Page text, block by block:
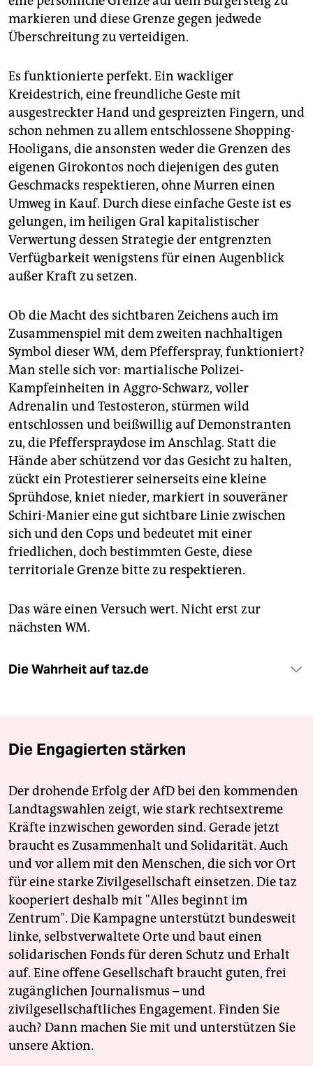
markieren und diese Grenze gegen jedwede
Überschreitung zu verteidigen.
Es funktionierte perfekt. Ein wackliger
Kreidestrich, eine freundliche Geste mit
ausgestreckter Hand und gespreizten Fingern, und
schon nehmen zu allem entschlossene Shopping-
Hooligans, die ansonsten weder die Grenzen des
eigenen Girokontos noch diejenigen des guten
Geschmacks respektieren, ohne Murren einen
Umweg in Kauf. Durch diese einfache Geste ist es
gelungen, im heiligen Gral kapitalistischer
Verwertung dessen Strategie der entgrenzten
Verfügbarkeit wenigstens für einen Augenblick
außer Kraft zu setzen.
Ob die Macht des sichtbaren Zeichens auch im
Zusammenspiel mit dem zweiten nachhaltigen
Symbol dieser WM, dem Pfefferspray, funktioniert?
Man stelle sich vor: martialische Polizei-
Kampfeinheiten in Aggro-Schwarz, voller
Adrenalin und Testosteron, stürmen wild
entschlossen und beißwillig auf Demonstranten
zu, die Pfefferspraydose im Anschlag. Statt die
Hände aber schützend vor das Gesicht zu halten,
zückt ein Protestierer seinerseits eine kleine
Sprühdose, kniet nieder, markiert in souveräner
Schiri-Manier eine gut sichtbare Linie zwischen
sich und den Cops und bedeutet mit einer
friedlichen, doch bestimmten Geste, diese
territoriale Grenze bitte zu respektieren.
Das wäre einen Versuch wert. Nicht erst zur
nächsten WM.
Die Wahrheit auf taz.de
Die Engagierten stärken
Der drohende Erfolg der AfD bei den kommenden
Landtagswahlen zeigt, wie stark rechtsextreme
Kräfte inzwischen geworden sind. Gerade jetzt
braucht es Zusammenhalt und Solidarität. Auch
und vor allem mit den Menschen, die sich vor Ort
für eine starke Zivilgesellschaft einsetzen. Die taz
kooperiert deshalb mit "Alles beginnt im
Zentrum". Die Kampagne unterstützt bundesweit
linke, selbstverwaltete Orte und baut einen
solidarischen Fonds für deren Schutz und Erhalt
auf. Eine offene Gesellschaft braucht guten, frei
zugänglichen Journalismus – und
zivilgesellschaftliches Engagement. Finden Sie
auch? Dann machen Sie mit und unterstützen Sie
unsere Aktion.